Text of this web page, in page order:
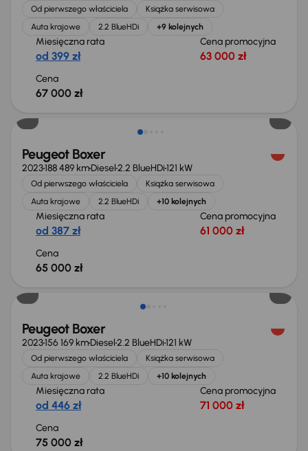
Od pierwszego właściciela
Książka serwisowa
Auta krajowe
2.2 BlueHDi +9 kolejnych
Miesięczna rata
od 399 zł
Cena promocyjna
63 000 zł
Cena
67 000 zł
Możliwość odliczenia VAT
Peugeot Boxer
2023188 489 kmDiesel2.2 BlueHDi121 kW
Od pierwszego właściciela
Książka serwisowa
Auta krajowe
2.2 BlueHDi +10 kolejnych
Miesięczna rata
od 387 zł
Cena promocyjna
61 000 zł
Cena
65 000 zł
Możliwość odliczenia VAT
Peugeot Boxer
2023156 169 kmDiesel2.2 BlueHDi121 kW
Od pierwszego właściciela
Książka serwisowa
Auta krajowe
2.2 BlueHDi +10 kolejnych
Miesięczna rata
od 446 zł
Cena promocyjna
71 000 zł
Cena
75 000 zł